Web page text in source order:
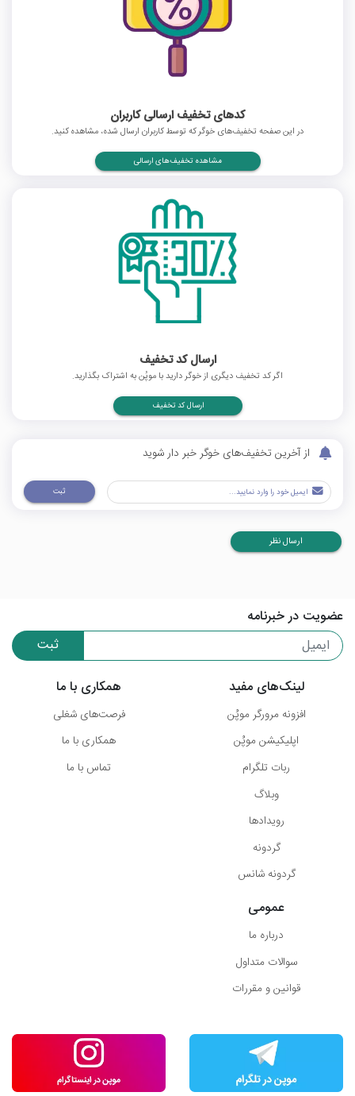
کدهای تخفیف ارسالی کاربران
در این صفحه تخفیف‌های خوگر که توسط کاربران ارسال شده، مشاهده کنید.
مشاهده تخفیف‌های ارسالی
ارسال کد تخفیف
اگر کد تخفیف دیگری از خوگر دارید با موپُن به اشتراک بگذارید.
ارسال کد تخفیف
از آخرین تخفیف‌های خوگر خبر دار شوید
ثبت
ارسال نظر
عضویت در خبرنامه
ثبت
لینک‌های مفید
افزونه مرورگر موپُن
اپلیکیشن موپُن
ربات تلگرام
وبلاگ
رویدادها
گردونه
گردونه شانس
همکاری با ما
فرصت‌های شغلی
همکاری با ما
تماس با ما
عمومی
درباره ما
سوالات متداول
قوانین و مقررات